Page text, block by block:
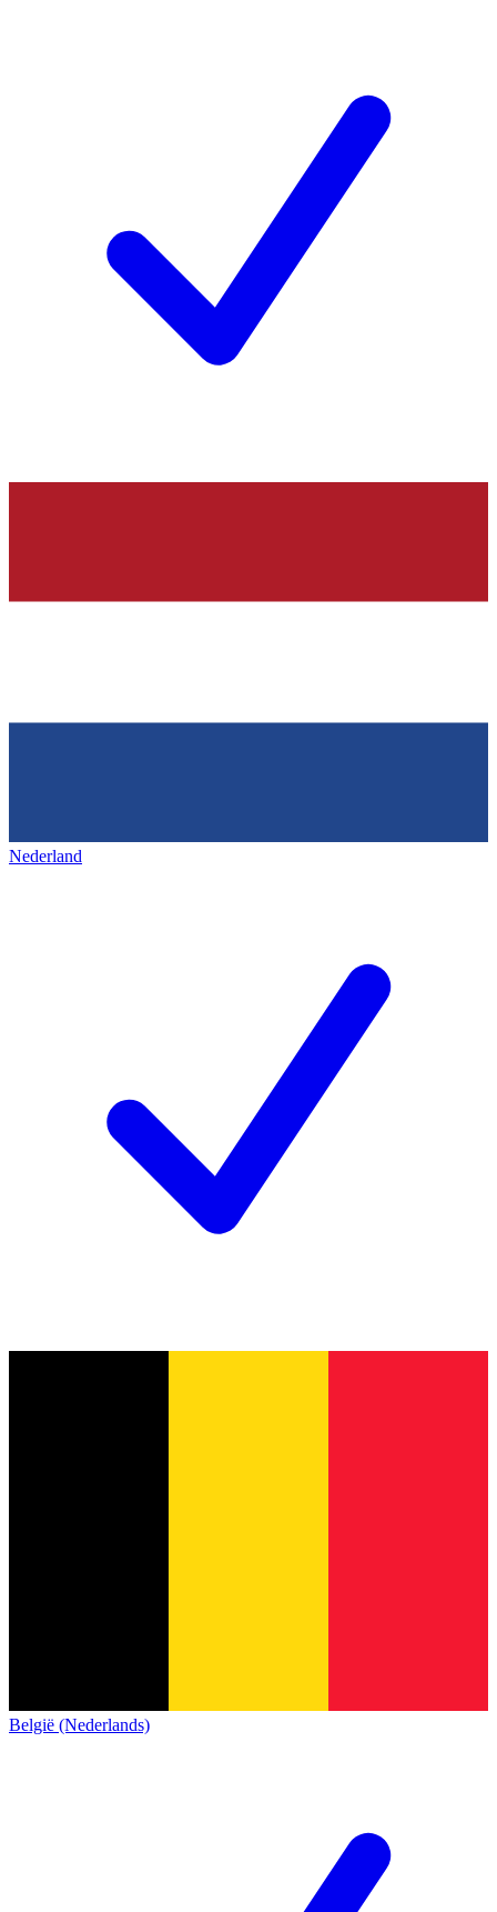
Nederland
België (Nederlands)